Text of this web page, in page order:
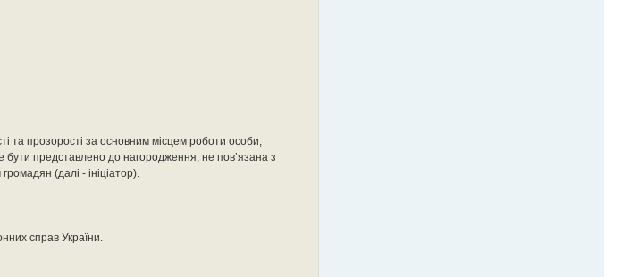
та прозорості за основним місцем роботи особи,
представлено до нагородження, не пов’язана з
(далі - ініціатор).
справ України.